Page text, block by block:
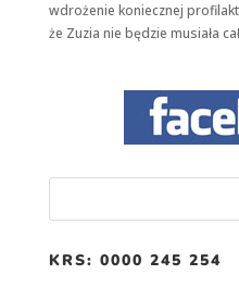
wdrożenie koniecznej
że Zuzia nie będzie musiała
KRS: 0000 245 254